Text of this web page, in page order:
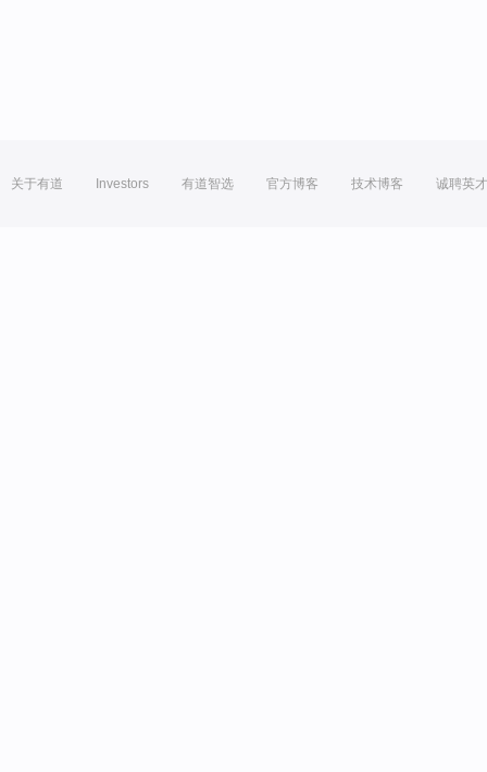
关于有道 Investors 有道智选 官方博客 技术博客 诚聘英才